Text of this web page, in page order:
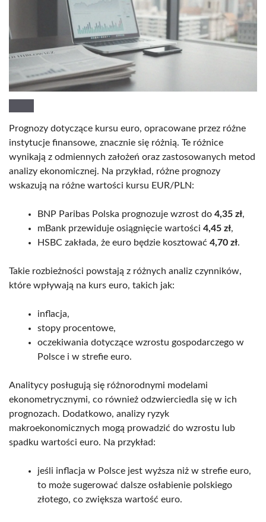
Prognozy dotyczące kursu euro, opracowane przez różne
instytucje finansowe, znacznie się różnią. Te różnice
wynikają z odmiennych założeń oraz zastosowanych metod
analizy ekonomicznej. Na przykład, różne prognozy
wskazują na różne wartości kursu EUR/PLN:
BNP Paribas Polska prognozuje wzrost do 4,35 zł,
mBank przewiduje osiągnięcie wartości 4,45 zł,
HSBC zakłada, że euro będzie kosztować 4,70 zł.
Takie rozbieżności powstają z różnych analiz czynników,
które wpływają na kurs euro, takich jak:
inflacja,
stopy procentowe,
oczekiwania dotyczące wzrostu gospodarczego w
Polsce i w strefie euro.
Analitycy posługują się różnorodnymi modelami
ekonometrycznymi, co również odzwierciedla się w ich
prognozach. Dodatkowo, analizy ryzyk
makroekonomicznych mogą prowadzić do wzrostu lub
spadku wartości euro. Na przykład:
jeśli inflacja w Polsce jest wyższa niż w strefie euro,
to może sugerować dalsze osłabienie polskiego
złotego, co zwiększa wartość euro.